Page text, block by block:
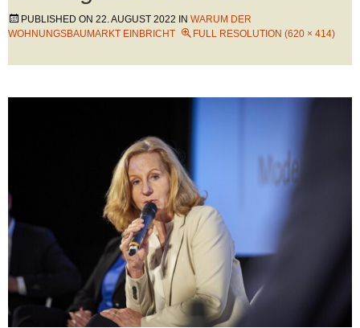
PUBLISHED ON 22. AUGUST 2022 IN WARUM DER
WOHNUNGSBAUMARKT EINBRICHT
FULL RESOLUTION (620 × 414)